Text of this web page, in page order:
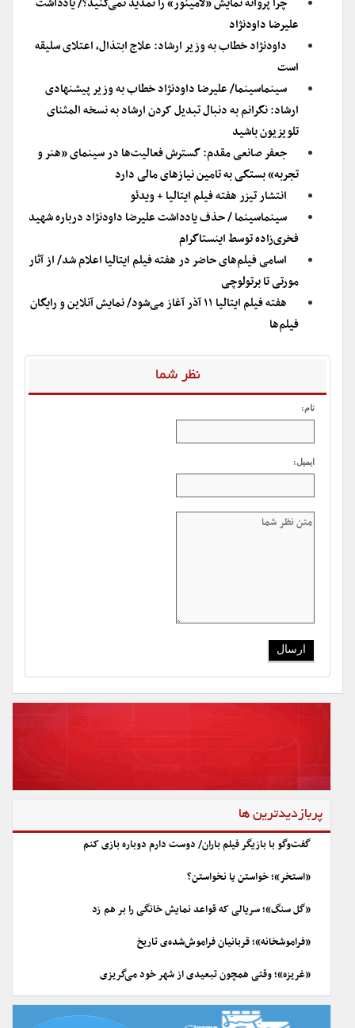
علیرضا داودنژاد
داودنژاد خطاب به وزیر ارشاد: علاج ابتذال، اعتلای سلیقه
است
سینماسینما/ علیرضا داودنژاد خطاب به وزیر پیشنهادی
ارشاد: نگرانم به دنبال تبدیل کردن ارشاد به نسخه المثنای
تلویزیون باشید
جعفر صانعی مقدم: گسترش فعالیت‌ها در سینمای «هنر و
تجربه» بستگی به تامین نیازهای مالی دارد
انتشار تیزر هفته فیلم ایتالیا + ویدئو
سینماسینما / حذف یادداشت علیرضا داودنژاد درباره شهید
فخری‌زاده توسط اینستاگرام
اسامی فیلم‌های حاضر در هفته فیلم ایتالیا اعلام شد/ از آثار
مورتی تا برتولوچی
هفته فیلم ایتالیا ۱۱ آذر آغاز می‌شود/ نمایش آنلاین و رایگان
فیلم‌ها
نظر شما
نام:
ایمیل:
پربازدیدترین ها
گفت‌وگو با بازیگر فیلم باران/ دوست دارم دوباره بازی کنم
«استخر»؛ خواستن یا نخواستن؟
«گل سنگ»؛ سریالی که قواعد نمایش خانگی را بر هم زد
«فراموشخانه»؛ قربانیان فراموش‌شده‌ی تاریخ
«غریزه»؛ وقتی همچون تبعیدی از شهر خود می‌گریزی